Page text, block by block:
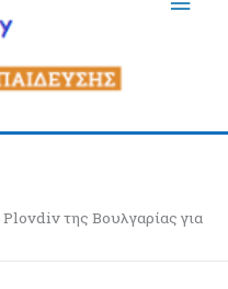
της Βουλγαρίας για